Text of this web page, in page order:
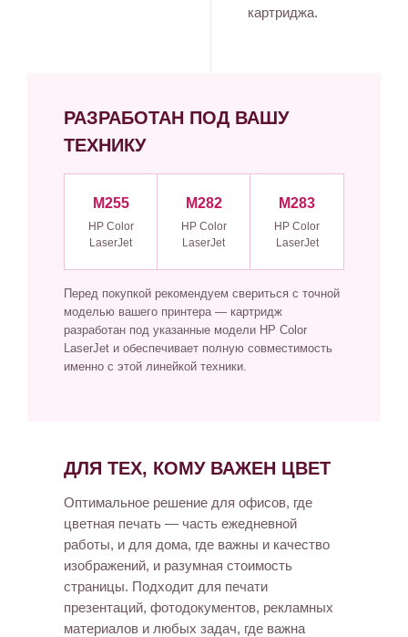
картриджа.
РАЗРАБОТАН ПОД ВАШУ
ТЕХНИКУ
M255
HP Color
LaserJet
M282
HP Color
LaserJet
M283
HP Color
LaserJet
Перед покупкой рекомендуем свериться с точной
моделью вашего принтера — картридж
разработан под указанные модели HP Color
LaserJet и обеспечивает полную совместимость
именно с этой линейкой техники.
ДЛЯ ТЕХ, КОМУ ВАЖЕН ЦВЕТ
Оптимальное решение для офисов, где
цветная печать — часть ежедневной
работы, и для дома, где важны и качество
изображений, и разумная стоимость
страницы. Подходит для печати
презентаций, фотодокументов, рекламных
материалов и любых задач, где важна